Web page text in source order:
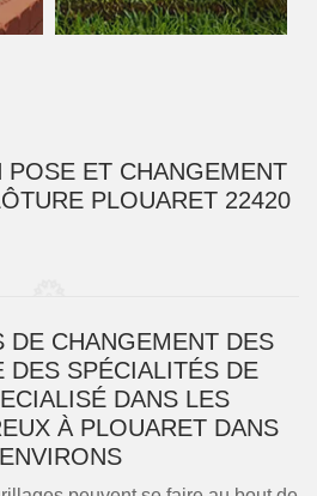
POSE ET CHANGEMENT
PLOUARET 22420
DE CHANGEMENT DES
DES SPÉCIALITÉS DE
DANS LES
À PLOUARET DANS